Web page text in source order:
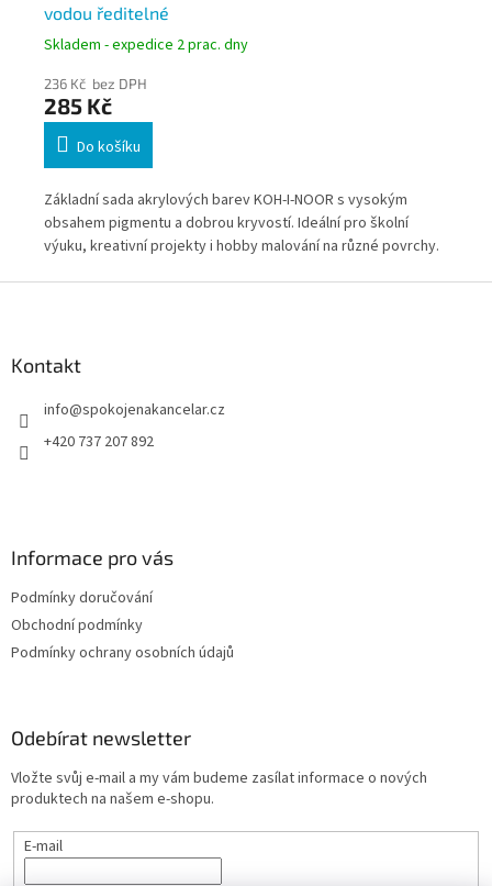
vodou ředitelné
Skladem - expedice 2 prac. dny
236 Kč bez DPH
285 Kč
Do košíku
Základní sada akrylových barev KOH-I-NOOR s vysokým
obsahem pigmentu a dobrou kryvostí. Ideální pro školní
výuku, kreativní projekty i hobby malování na různé povrchy.
Kontakt
info@spokojenakancelar.cz
+420 737 207 892
Informace pro vás
Podmínky doručování
Obchodní podmínky
Podmínky ochrany osobních údajů
Odebírat newsletter
Vložte svůj e-mail a my vám budeme zasílat informace o nových
produktech na našem e-shopu.
E-mail